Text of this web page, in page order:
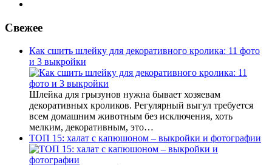
Свежее
Как сшить шлейку для декоративного кролика: 11 фото
и 3 выкройки
Шлейка для грызунов нужна бывает хозяевам
декоративных кроликов. Регулярный выгул требуется
всем домашним животным без исключения, хоть
мелким, декоративным, это…
ТОП 15: халат с капюшоном – выкройки и фотографии